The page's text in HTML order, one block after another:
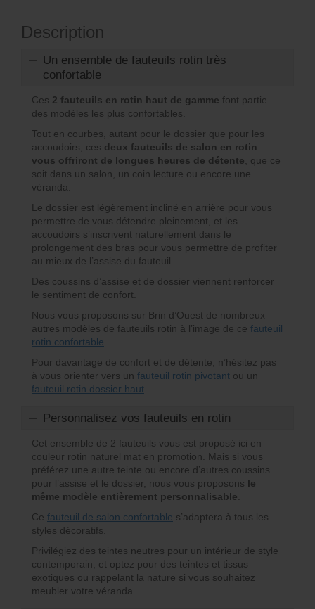
.
€
.
Description
Un ensemble de fauteuils rotin très
confortable
Ces 2 fauteuils en rotin haut de gamme font partie
des modèles les plus confortables.
Tout en courbes, autant pour le dossier que pour les
accoudoirs, ces deux fauteuils de salon en rotin
vous offriront de longues heures de détente , que ce
soit dans un salon, un coin lecture ou encore une
véranda.
Le dossier est légèrement incliné en arrière pour vous
permettre de vous détendre pleinement, et les
accoudoirs s’inscrivent naturellement dans le
prolongement des bras pour vous permettre de profiter
au mieux de l’assise du fauteuil.
Des coussins d’assise et de dossier viennent renforcer
le sentiment de confort.
Nous vous proposons sur Brin d’Ouest de nombreux
autres modèles de fauteuils rotin à l’image de ce fauteuil
rotin confortable
Pour davantage de confort et de détente, n’hésitez pas
à vous orienter vers un fauteuil rotin pivotant ou un
fauteuil rotin dossier haut
Personnalisez vos fauteuils en rotin
Cet ensemble de 2 fauteuils vous est proposé ici en
couleur rotin naturel mat en promotion. Mais si vous
préférez une autre teinte ou encore d’autres coussins
pour l’assise et le dossier, nous vous proposons le
même modèle entièrement personnalisable
Ce fauteuil de salon confortable s’adaptera à tous les
styles décoratifs.
Privilégiez des teintes neutres pour un intérieur de style
contemporain, et optez pour des teintes et tissus
exotiques ou rappelant la nature si vous souhaitez
meubler votre véranda.